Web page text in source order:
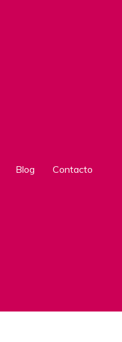
Blog Contacto